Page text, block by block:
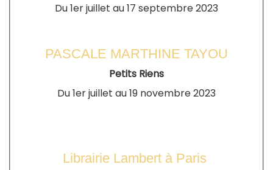
Du 1er juillet au 17 septembre 2023
PASCALE MARTHINE TAYOU
Petits Riens
Du 1er juillet au 19 novembre 2023
Librairie Lambert à Paris